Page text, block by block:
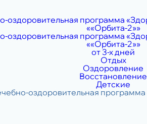
от 3-х дней
Отдых
Оздоровление
Восстановление
Детские